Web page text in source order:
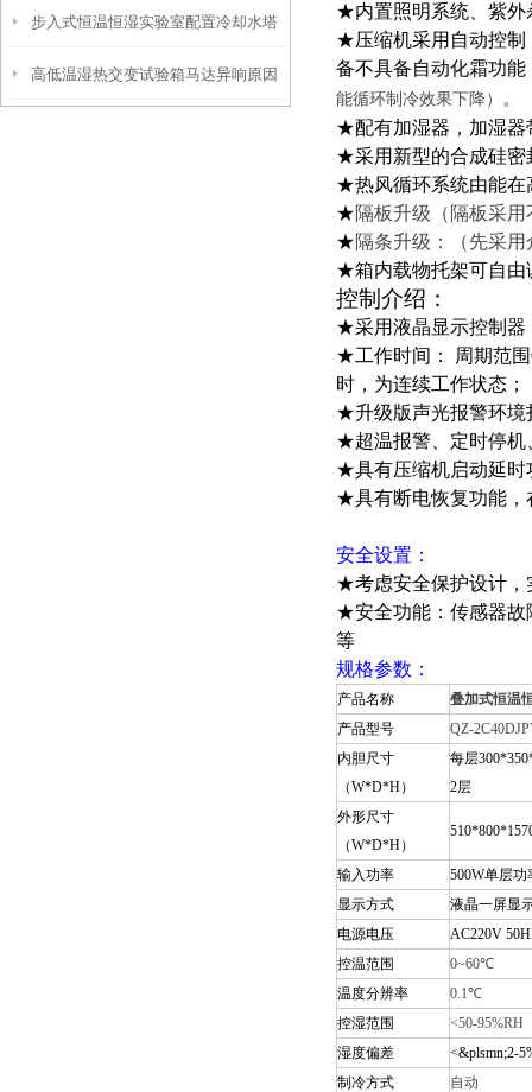
标准有哪些
步入式恒温恒湿实验室配置冷却水塔
的好处
高低温湿热交变试验箱马达异响原因
★内置照明系统、紫外
★压缩机采用自动控
备不具备自动化霜功能
能循环制冷效果下降）
。
★配有加湿器，加湿
★采用新型的合成硅密
★热风循环系统由能在
★隔板升级（隔板采
★隔条升级：（先采
★箱内载物托架可自由
控制介绍：
★采用液晶显示控制器
★工作时间： 周期范围
时，为连续工作状态；
★升级版声光报警环境
★超温报警、定时停机
★具有压缩机启动延时
★具有断电恢复功能，
安全设置：
★考虑安全保护设计，
★安全功能：传感器故
等
规格参数：
产品名称
叠加式恒温
产品型号
QZ-
内胆尺寸
（W*D*H）
每层
2层
外形尺寸
（W*D*H）
输入功率
500W单层功
显示方式
液晶一屏显
电源电压
AC220V
控温范围
0~60℃
温度分辨率
0.1℃
控湿范围
<50-95%RH
湿度偏差
<&plsmn;2-
制冷方式
自动